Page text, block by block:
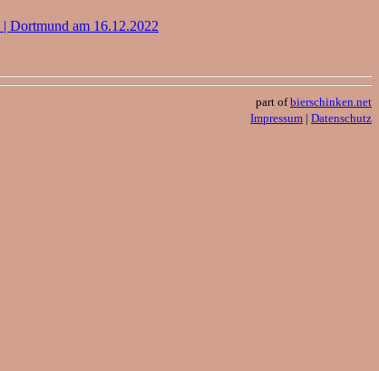
| Dortmund am 16.12.2022
part ofbierschinken.net
Impressum | Datenschutz